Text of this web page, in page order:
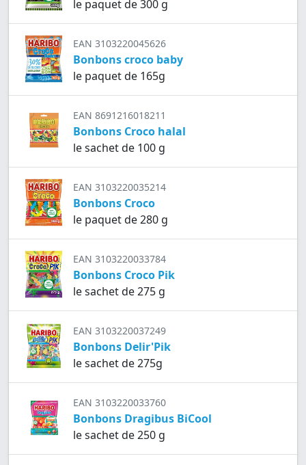
le paquet de 300 g
EAN 3103220045626
Bonbons croco baby
le paquet de 165g
EAN 8691216018211
Bonbons Croco halal
le sachet de 100 g
EAN 3103220035214
Bonbons Croco
le paquet de 280 g
EAN 3103220033784
Bonbons Croco Pik
le sachet de 275 g
EAN 3103220037249
Bonbons Delir'Pik
le sachet de 275g
EAN 3103220033760
Bonbons Dragibus BiCool
le sachet de 250 g